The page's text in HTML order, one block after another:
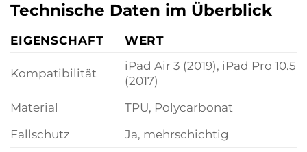
Technische Daten im Überblick
EIGENSCHAFT WERT
Kompatibilität
iPad Air 3 (2019), iPad Pro 10.5
(2017)
Material
TPU, Polycarbonat
Fallschutz
Ja, mehrschichtig